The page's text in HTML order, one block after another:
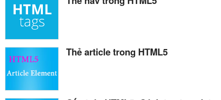
Thẻ article trong HTML5